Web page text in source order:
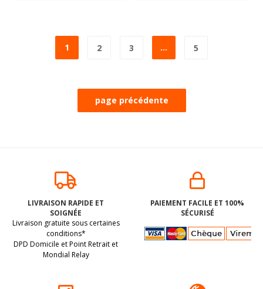
1 2 3 ... 5
LIVRAISON RAPIDE ET
SOIGNÉE
Livraison gratuite sous certaines
conditions*
DPD Domicile et Point Retrait et
Mondial Relay
PAIEMENT FACILE ET 100%
SÉCURISÉ